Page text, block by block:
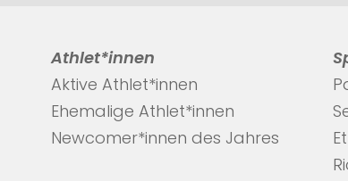
Athlet*innen
Aktive Athlet*innen
Ehemalige Athlet*innen
Newcomer*innen des Jahres